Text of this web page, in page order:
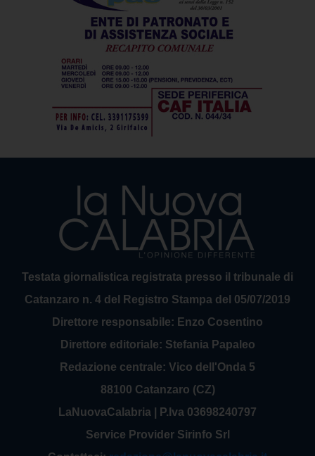
Testata giornalistica registrata presso il tribunale di
Catanzaro n. 4 del Registro Stampa del 05/07/2019
Direttore responsabile: Enzo Cosentino
Direttore editoriale: Stefania Papaleo
Redazione centrale: Vico dell'Onda 5
88100 Catanzaro (CZ)
LaNuovaCalabria | P.Iva 03698240797
Service Provider Sirinfo Srl